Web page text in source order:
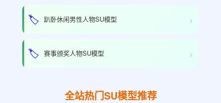
🏷️ 趴卧休闲男性人物SU模型 ›
🏷️ 赛事颁奖人物SU模型 ›
全站热门SU模型推荐